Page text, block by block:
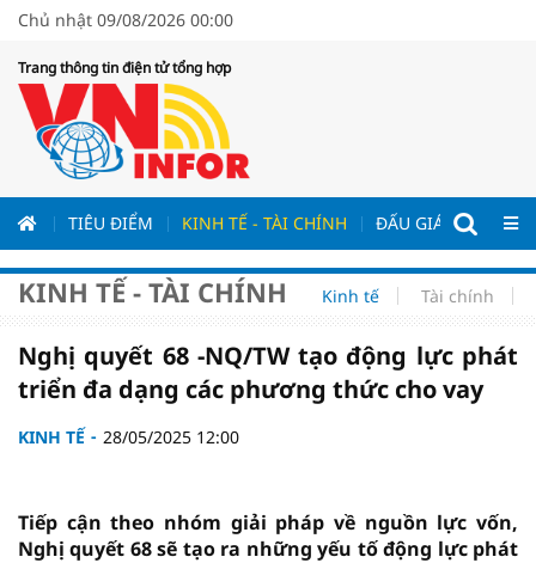
Chủ nhật 09/08/2026 00:00
Trang thông tin điện tử tổng hợp
TIÊU ĐIỂM KINH TẾ - TÀI CHÍNH ĐẤU GIÁ - ĐẤU
KINH TẾ - TÀI CHÍNH Kinh tế Tài chính
Nghị quyết 68 -NQ/TW tạo động lực phát
triển đa dạng các phương thức cho vay
KINH TẾ 28/05/2025 12:00
Tiếp cận theo nhóm giải pháp về nguồn lực vốn,
Nghị quyết 68 sẽ tạo ra những yếu tố động lực phát